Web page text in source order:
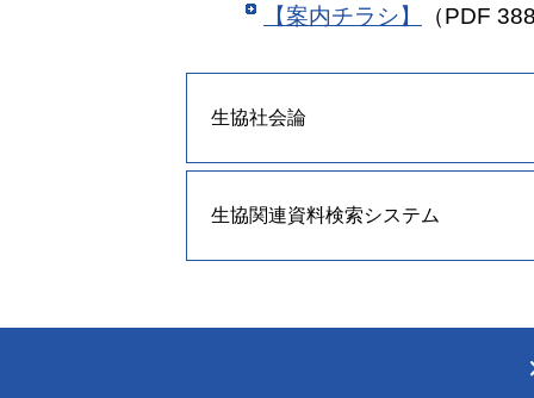
【案内チラシ】
（PDF
生協社会論
生協関連資料検索システム